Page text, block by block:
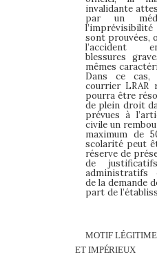
invalidante
par un
sont prouvées,
l’accident
blessures
mêmes
Dans ce
courrier LRAR
pourra être
de plein droit
prévues à
civile un
maximum de
scolarité peut
réserve de
de
administratifs
de la demande
part de
MOTIF LÉGITIME
ET IMPÉRIEUX